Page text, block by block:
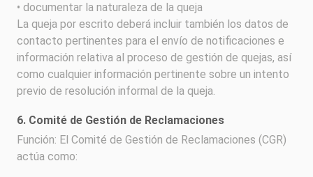
• documentar la naturaleza de la queja
La queja por escrito deberá incluir también los datos de
contacto pertinentes para el envío de notificaciones e
información relativa al proceso de gestión de quejas, así
como cualquier información pertinente sobre un intento
previo de resolución informal de la queja.
6. Comité de Gestión de Reclamaciones
Función: El Comité de Gestión de Reclamaciones (CGR)
actúa como: